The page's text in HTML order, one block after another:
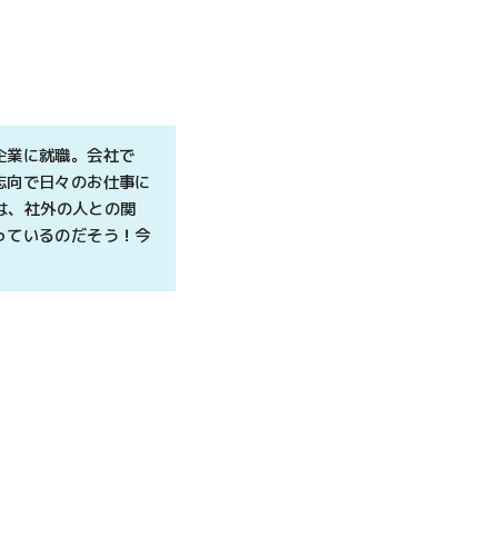
業に就職。会社で
で日々のお仕事に
社外の人との関
いるのだそう！今